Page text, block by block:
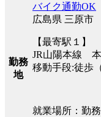
勤務
地
バイク通勤OK
広島県 三原市
【最寄駅１】
JR山陽本線
移動手段:徒歩
就業場所：勤